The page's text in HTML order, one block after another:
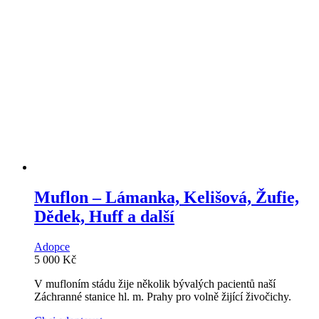
Muflon – Lámanka, Kelišová, Žufie,
Dědek, Huff a další
Adopce
5 000 Kč
V mufloním stádu žije několik bývalých pacientů naší
Záchranné stanice hl. m. Prahy pro volně žijící živočichy.